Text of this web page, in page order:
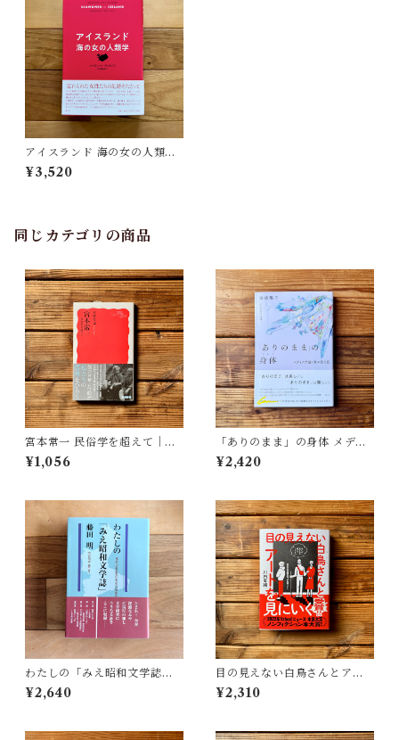
アイスランド 海の女の人類学 |
マーガレット・ウィルソン, 向
井和美(訳)
¥3,520
同じカテゴリの商品
宮本常一 民俗学を超えて｜木
村 哲也
¥1,056
「ありのまま」の身体 メディ
アが描く私の見た目 | 藤嶋 陽
子(著)
¥2,420
わたしの「みえ昭和文学誌」 |
藤田 明
¥2,640
目の見えない白鳥さんとアー
トを見にいく | 川内 有緒
¥2,310